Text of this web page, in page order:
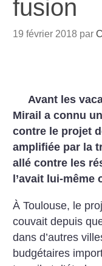
fusion
19 février 2018 par
Avant les
Mirail a connu
contre le projet
amplifiée par la
allé contre les
l’avait lui-même
À Toulouse, le
couvait depuis
dans d’autres
budgétaires